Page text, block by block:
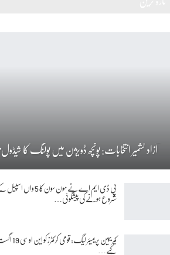
آزاد کشمیر انتخابات: پونچھ ڈویژن میں پولنگ کا
پی ڈی ایم اے نے مون سون کا
شروع ہونے کی پیشگوئی…
کیریبین پریمیئر
کیے…